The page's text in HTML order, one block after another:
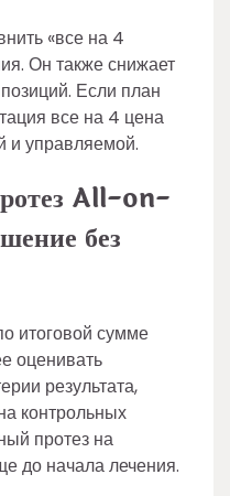
«все на 4
Он также снижает
Если план
все на 4 цена
и управляемой.
All-on-
без
итоговой сумме
оценивать
результата,
контрольных
протез на
до начала лечения.